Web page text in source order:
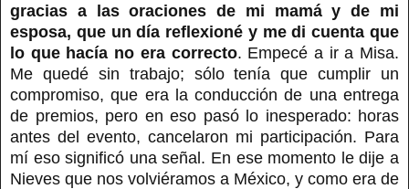
gracias a las oraciones de mi mamá y de mi
esposa, que un día reflexioné y me di cuenta que
lo que hacía no era correcto. Empecé a ir a Misa.
Me quedé sin trabajo; sólo tenía que cumplir un
compromiso, que era la conducción de una entrega
de premios, pero en eso pasó lo inesperado: horas
antes del evento, cancelaron mi participación. Para
mí eso significó una señal. En ese momento le dije a
Nieves que nos volviéramos a México, y como era de